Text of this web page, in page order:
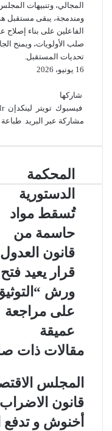
المجالي، وتنبيهات
ومندمجة، يبقى مستقبل
الفاعلين على بناء
صلب الأولويات، ويمنح
تحديات المستقبل.
16 يونيو، 2026
ي
س
ب
ك
و
ي
ت
ي
ن
ك
إ
T
u
m
l
ي
ن
ت
ر
ت
R
e
d
i
ا
ت
س
ب
شاركها
فيسبوك تويتر لينكدإن
مشاركة عبر البريد طباعة
المحكمة
الدستورية
تُسقط مواد
حاسمة من
قانون
قرار يعيد فتح
ورش
على مراجعة
عميقة
مقالات ذات
المجلس
قانون
أخنوش و